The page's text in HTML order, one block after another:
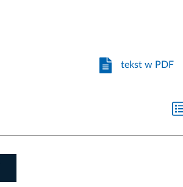
tekst w PDF